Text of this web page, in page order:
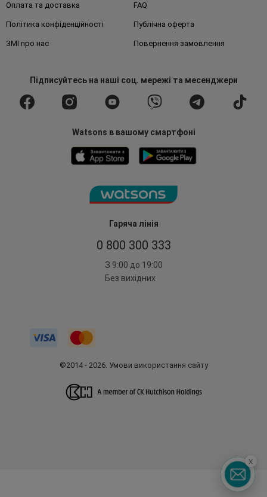
Гаряча лінія
0 800 300 333
З 9:00 до 19:00
Без вихідних
Оплата та доставка FAQ
Політика конфіденційності Публічна оферта
ЗМІ про нас Повернення замовлення
Підписуйтесьна наші соц. мережі та месенджери
Watsons в вашому смартфоні
©2014 - 2026. Умови використання сайту
x